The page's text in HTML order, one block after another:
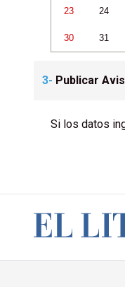
23 24
30 31
3- Publicar
Si los datos